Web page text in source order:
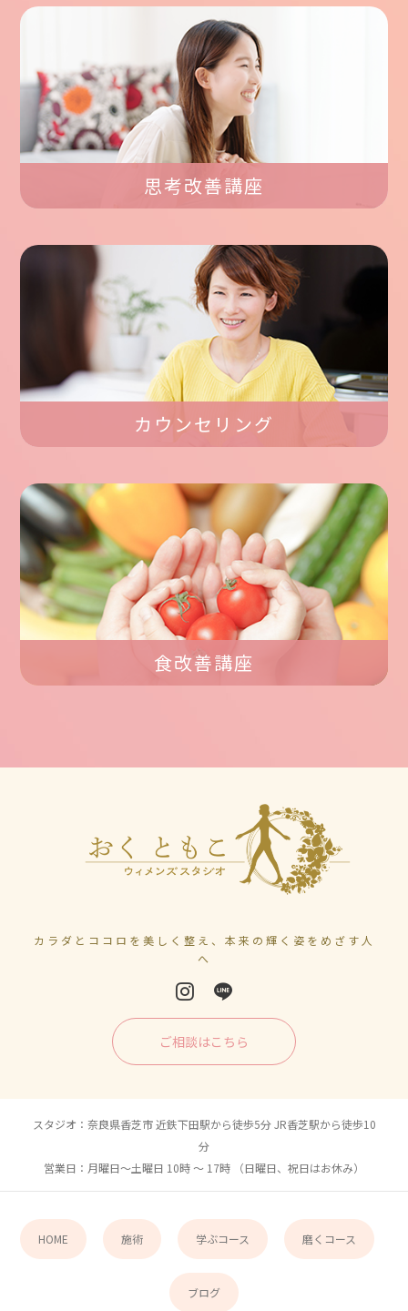
思考改善講座
カウンセリング
食改善講座
カラダとココロを美しく整え、本来の輝く姿をめざす人
へ
ご相談はこちら
スタジオ：奈良県香芝市 近鉄下田駅から徒歩5分 JR香芝駅から徒歩10
分
営業日：月曜日〜土曜日 10時 〜 17時 （日曜日、祝日はお休み）
HOME 施術 学ぶコース 磨くコース
ブログ